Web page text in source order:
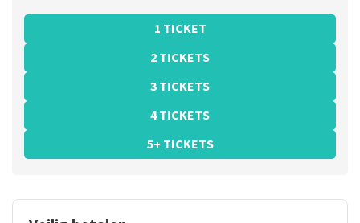
1 TICKET
2 TICKETS
3 TICKETS
4 TICKETS
5+ TICKETS